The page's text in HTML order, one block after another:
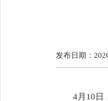
发布日期：
4月10日